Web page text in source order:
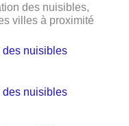
des nuisibles,
villes à proximité
des nuisibles
des nuisibles